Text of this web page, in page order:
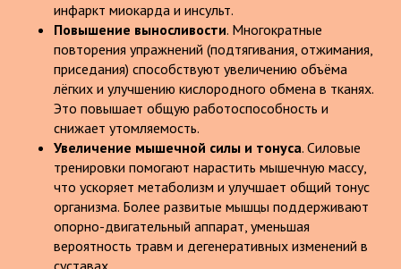
инфаркт миокарда и инсульт.
Повышение выносливости. Многократные
повторения упражнений (подтягивания, отжимания,
приседания) способствуют увеличению объёма
лёгких и улучшению кислородного обмена в тканях.
Это повышает общую работоспособность и
снижает утомляемость.
Увеличение мышечной силы и тонуса. Силовые
тренировки помогают нарастить мышечную массу,
что ускоряет метаболизм и улучшает общий тонус
организма. Более развитые мышцы поддерживают
опорно-двигательный аппарат, уменьшая
вероятность травм и дегенеративных изменений в
суставах.